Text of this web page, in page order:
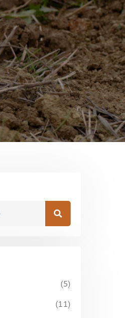
(5)
(11)